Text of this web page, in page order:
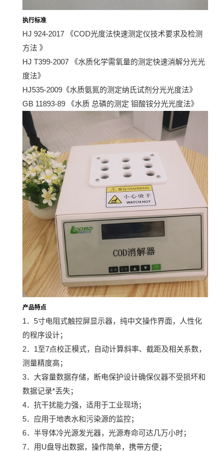
执行标准
HJ 924-2017 《COD光度法快速测定仪技术要求及检测
方法 》
HJ T399-2007 《水质化学需氧量的测定快速消解分光光
度法》
HJ535-2009《水质氨氮的测定纳氏试剂分光光度法》
GB 11893-89 《水质 总磷的测定 钼酸铵分光光度法》
产品特点
1． 5寸电阻式触控屏显示器，纯中文操作界面，人性化
的程序设计；
2． 1至7点校正模式，自动计算斜率、截距及相关系数，
测量精度高；
3． 大容量数据存储，断电保护设计确保仪器不受损坏和
数据记录*丢失；
4． 抗干扰能力强，适用于工业现场；
5．应用于地表水和污染源的监控；
6．半导体冷光源发光器，光源寿命可达几万小时；
7． 用U盘导出数据，操作简单，携带方便；